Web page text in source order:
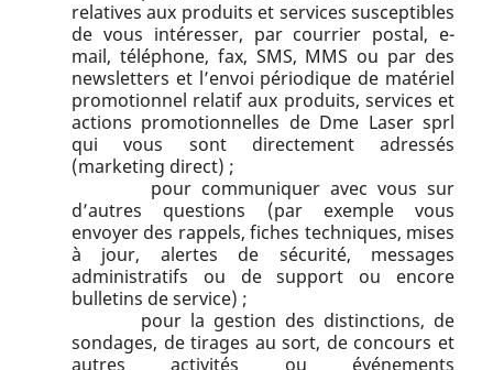
relatives aux produits et services susceptibles
de vous intéresser, par courrier postal, e-
mail, téléphone, fax, SMS, MMS ou par des
newsletters et l’envoi périodique de matériel
promotionnel relatif aux produits, services et
actions promotionnelles de Dme Laser sprl
qui vous sont directement adressés
(marketing direct) ;
pour communiquer avec vous sur
d’autres questions (par exemple vous
envoyer des rappels, fiches techniques, mises
à jour, alertes de sécurité, messages
administratifs ou de support ou encore
bulletins de service) ;
pour la gestion des distinctions, de
sondages, de tirages au sort, de concours et
autres activités ou événements